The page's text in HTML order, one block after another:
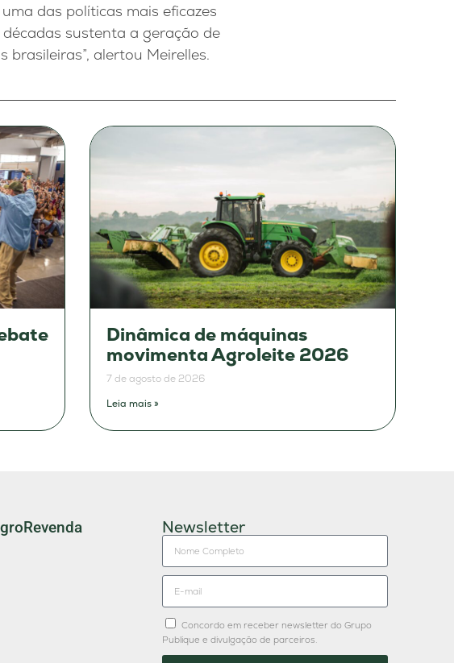
das políticas mais eficazes
sustenta a geração de
alertou Meirelles.
Dinâmica de máquinas
movimenta Agroleite 2026
7 de agosto de 2026
Leia mais »
Newsletter
Concordo em receber newsletter do Grupo
Publique e divulgação de parceiros.